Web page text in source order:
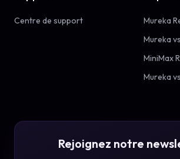
Centre de support
Mureka
Mureka
MiniMax
Mureka
Rejoignez notre